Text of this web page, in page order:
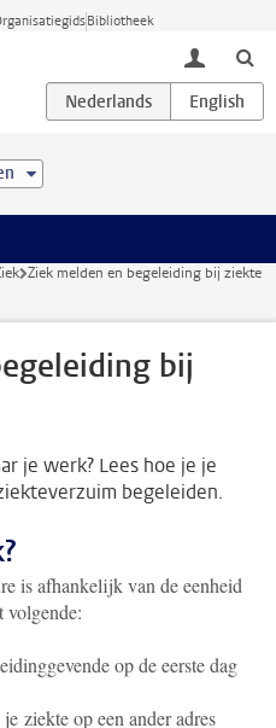
Bibliotheek
toggle
Ziek melden en begeleiding bij ziekte
bij
je werk? Lees hoe je je
begeleiden.
is afhankelijk van de eenheid
volgende:
op de eerste dag
ziekte op een ander adres